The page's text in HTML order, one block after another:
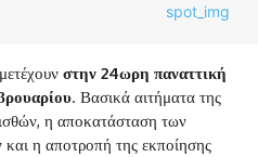
στην 24ωρη παναττική
. Βασικά αιτήματα της
η αποκατάσταση των
η αποτροπή της εκποίησης